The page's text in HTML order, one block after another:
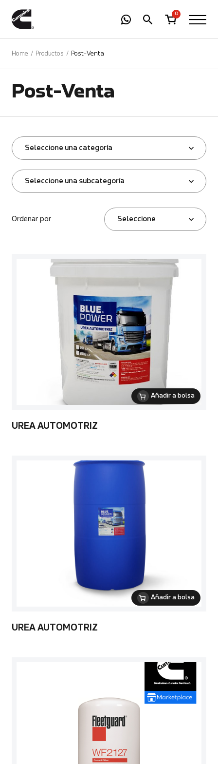
0
Home Productos Post-Venta
Post-Venta
Seleccione una categoría
Seleccione una subcategoría
Ordenar por Seleccione
Añadir a bolsa
UREA AUTOMOTRIZ
Añadir a bolsa
UREA AUTOMOTRIZ